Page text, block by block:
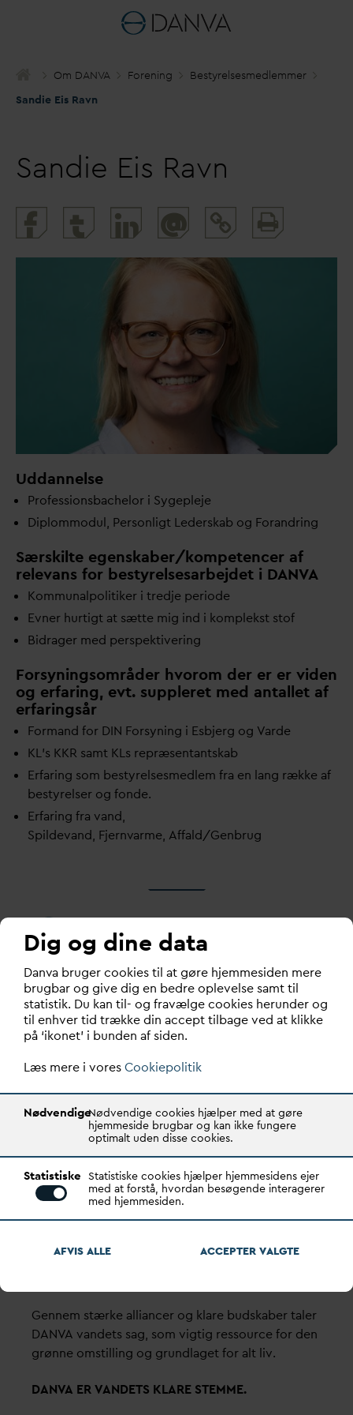
Om DANVA Forening
Bestyrelsesmedlemmer
Sandie Eis Ravn
Sandie Eis Ravn
@
and
Uddannelse
Professionsbachelor i Sygepleje
Diplommodul, Personligt Lederskab og Forandring
Særskilte egenskaber/kompetencer af
relevans for bestyrelsesarbejdet i DANVA
Kommunalpolitiker i tredje periode
Evner hurtigt at sætte mig ind i komplekst stof
Bidrager med perspektivering
Forsyningsområder hvorom der er er viden
og erfaring, evt. suppleret med antallet af
erfaringsår
Formand for DIN Forsyning i Esbjerg og Varde
KL's KKR samt KLs repræsentantskab
Erfaring som bestyrelsesmedlem fra en lang række af
bestyrelser og fonde.
Erfaring fra vand,
Spildevand, Fjernvarme, Affald/Genbrug
DanskVand- og Spilde vandsforening
Vandhuset
Godthåbsvej 83
København
Vester Farimagsgade 1, 5. sal.
1606 København V
Tlf.: 70 21 00 55
danva@ anva.dk
CVR: 29031215
Gennem stærke alliancer og klare budskaber taler
DANVA vandets sag, som vigtig ressource for den
grønne omstilling og grundlaget for alt liv.
DANVA ERVANDETS KLARE STEMME.
Dig og dine data
Danva bruger cookies til at gøre hjemmesiden mere
brugbar og give dig en bedre oplevelse samt til
statistik. Du kan til- og fravælge cookies herunder og
til enhver tid trække din accept tilbage ved at klikke
på ‘ikonet’ i bunden af siden.
Læs mere i voresCookiepolitik
NødvendigeNødvendige cookies hjælper med at gøre
hjemmeside brugbar og kan ikke fungere
optimalt uden disse cookies.
Statistiske Statistiske cookies hjælper hjemmesidens ejer
med at forstå, hvordan besøgende interagerer
med hjemmesiden.
AFVIS ALLE ACCEPTERVALGTE